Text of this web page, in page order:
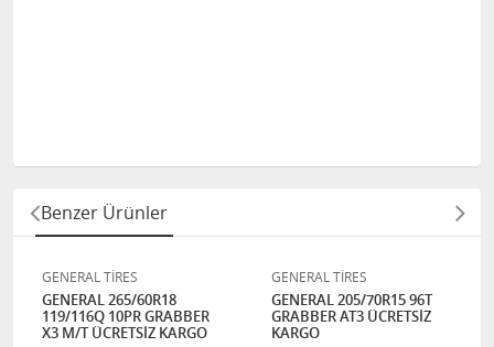
Benzer Ürünler
GENERAL TİRES
GENERAL 265/60R18
119/116Q 10PR GRABBER
X3 M/T ÜCRETSİZ KARGO
GENERAL TİRES
GENERAL 205/70R15 96T
GRABBER AT3 ÜCRETSİZ
KARGO